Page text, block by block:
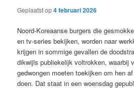
Geplaatst op4 februari 2026
Noord-Koreaanse burgers die
en tv-series bekijken, worden naar
krijgen in sommige gevallen de
dikwijls publiekelijk voltrokken, waarbij
gedwongen moeten toekijken om hen
doen. Dat staat in een woensdag